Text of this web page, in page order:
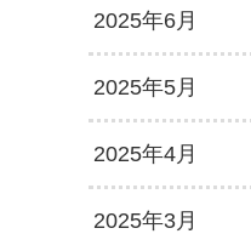
2025年6月
2025年5月
2025年4月
2025年3月